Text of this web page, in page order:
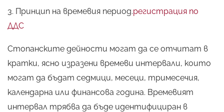
3. Принцип на времевия период.регистрация по
ДДС
Стопанските дейности могат да се отчитат в
кратки, ясно изразени времеви интервали, които
могат да бъдат седмици, месеци, тримесечия,
календарна или финансова година. Времевият
интервал трябва да бъде идентифициран в